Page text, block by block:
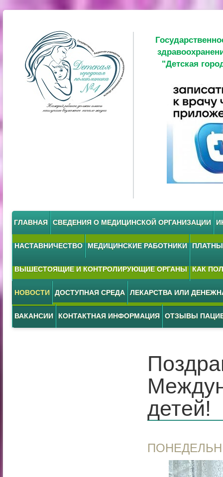
"Детская
ГЛАВНАЯ СВЕДЕНИЯ О МЕДИЦИНСКОЙ ОРГАНИЗАЦИИ
НАСТАВНИЧЕСТВО МЕДИЦИНСКИЕ РАБОТНИКИ
ВЫШЕСТОЯЩИЕ И КОНТРОЛИРУЮЩИЕ ОРГАНЫ КАК
НОВОСТИ ДОСТУПНАЯ СРЕДА ЛЕКАРСТВА ИЛИ
ВАКАНСИИ КОНТАКТНАЯ ИНФОРМАЦИЯ ОТЗЫВЫ
детей!